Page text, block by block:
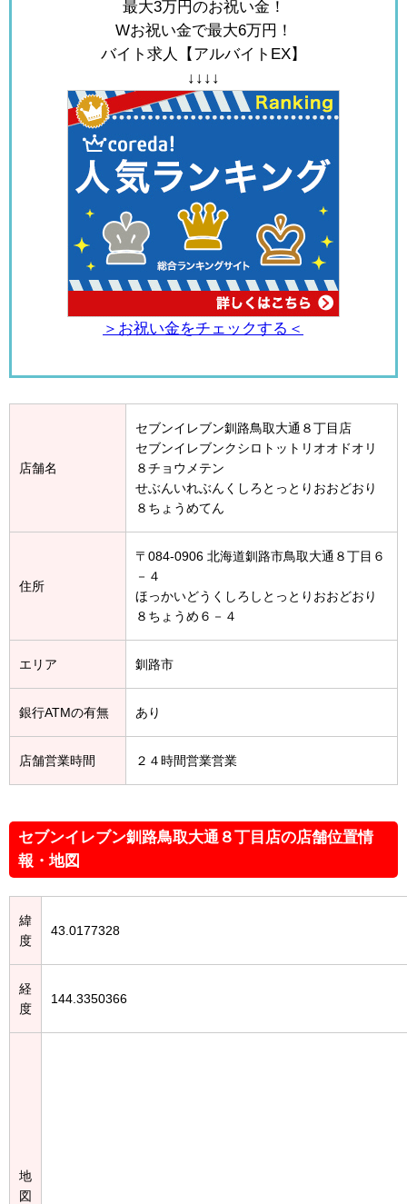
最大3万円のお祝い金！
Wお祝い金で最大6万円！
バイト求人【アルバイトEX】
↓↓↓↓
＞お祝い金をチェックする＜
店舗名
セブンイレブン釧路鳥取大通８丁目店
セブンイレブンクシロトットリオオドオリ
８チョウメテン
せぶんいれぶんくしろとっとりおおどおり
８ちょうめてん
住所
〒084-0906 北海道釧路市鳥取大通８丁目６
－４
ほっかいどうくしろしとっとりおおどおり
８ちょうめ６－４
エリア 釧路市
銀行ATMの有無 あり
店舗営業時間 ２４時間営業営業
セブンイレブン釧路鳥取大通８丁目店の店舗位置情
報・地図
緯
度
43.0177328
経
度
144.3350366
地
図